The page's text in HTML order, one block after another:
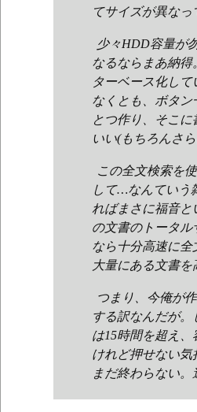
てサイズが異なっ
少々HDD容量が
なるならまあ納
ターベース化し
なくとも、ボタ
とつ作り、そこ
いい(もちろんさ
この全文検索を
して…なんていう
ればまさに福音
の文書のトータ
なら十分高速に
大量にある文書を
つまり、今俺が
する訳なんだが
は15時間を超え
けれど押せない
まだ終わらない